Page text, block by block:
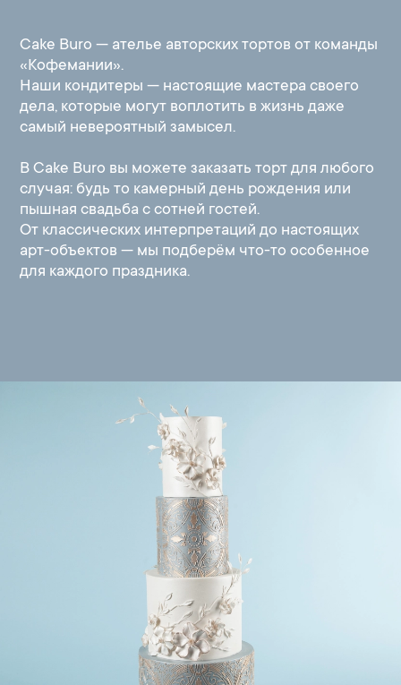
Cake Buro — ателье авторских тортов от команды
«Кофемании».
Наши кондитеры — настоящие мастера своего
дела, которые могут воплотить в жизнь даже
самый невероятный замысел.
В Cake Buro вы можете заказать торт для любого
случая: будь то камерный день рождения или
пышная свадьба с сотней гостей.
От классических интерпретаций до настоящих
арт-объектов — мы подберём что-то особенное
для каждого праздника.